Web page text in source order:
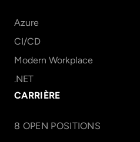
Azure
CI/CD
Modern Workplace
.NET
CARRIÈRE
8 OPEN POSITIONS